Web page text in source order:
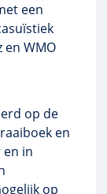
een
en WMO
op de
en
in
op